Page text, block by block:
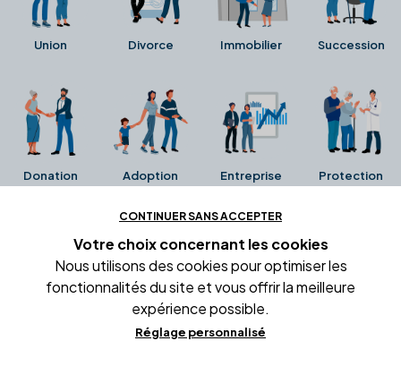
Union Divorce Immobilier Succession
Donation Adoption Entreprise Protection
Ces avis proviennent directement de la fiche Google
Business de l'office notarial. Ils n'ont ni été collectés ni
été vérifiés par Alexia.fr.
Conditions générales d'utilisation
CONTINUER SANS ACCEPTER
Votre choix concernant les cookies
Nous utilisons des cookies pour optimiser les
fonctionnalités du site et vous offrir la meilleure
expérience possible.
Réglage personnalisé